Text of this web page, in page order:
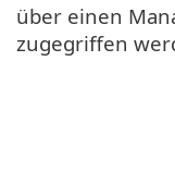
über einen
zugegriffen